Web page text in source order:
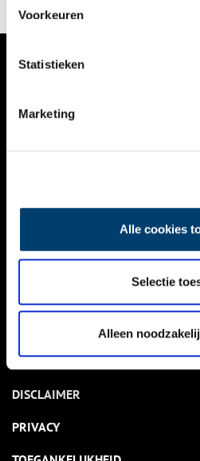
Voorkeuren
Statistieken
Marketing
Alle cookies
Selectie
Alleen
NIEUWS
KALENDER
ACTIVITEITEN
NIEUWSBRIEF
DISCLAIMER
PRIVACY